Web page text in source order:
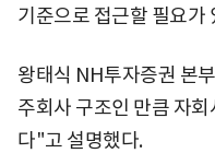
기준으로 접근할 필요가
왕태식 NH투자증권 본
주회사 구조인 만큼 자
다"고 설명했다.